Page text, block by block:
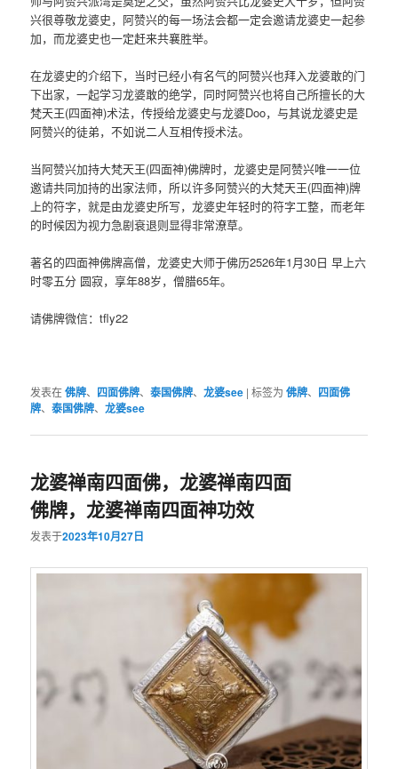
兴很尊敬龙婆史，阿赞兴的每一场法会都一定会邀请龙婆史一起参
加，而龙婆史也一定赶来共襄胜举。
在龙婆史的介绍下，当时已经小有名气的阿赞兴也拜入龙婆敢的门
下出家，一起学习龙婆敢的绝学，同时阿赞兴也将自己所擅长的大
梵天王(四面神)术法，传授给龙婆史与龙婆Doo，与其说龙婆史是
阿赞兴的徒弟，不如说二人互相传授术法。
当阿赞兴加持大梵天王(四面神)佛牌时，龙婆史是阿赞兴唯一一位
邀请共同加持的出家法师，所以许多阿赞兴的大梵天王(四面神)牌
上的符字，就是由龙婆史所写，龙婆史年轻时的符字工整，而老年
的时候因为视力急剧衰退则显得非常潦草。
著名的四面神佛牌高僧，龙婆史大师于佛历2526年1月30日 早上六
时零五分 圆寂，享年88岁，僧腊65年。
请佛牌微信：tfly22
发表在佛牌、 四面佛牌、泰国佛牌、龙婆see |标签为 佛牌、 四面佛
牌、泰国佛牌、龙婆see
龙婆禅南四面佛，龙婆禅南四面
佛牌，龙婆禅南四面神功效
发表于2023年10月27日